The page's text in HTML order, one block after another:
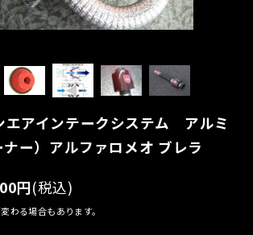
エアインテークシステム アルミ
ー）アルファロメオ ブレラ
円(税込)
わる場合もあります。